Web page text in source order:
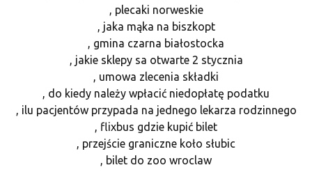
, plecaki norweskie
, jaka mąka na biszkopt
, gmina czarna białostocka
, jakie sklepy sa otwarte 2 stycznia
, umowa zlecenia składki
, do kiedy należy wpłacić niedopłatę podatku
, ilu pacjentów przypada na jednego lekarza rodzinnego
, flixbus gdzie kupić bilet
, przejście graniczne koło słubic
, bilet do zoo wroclaw